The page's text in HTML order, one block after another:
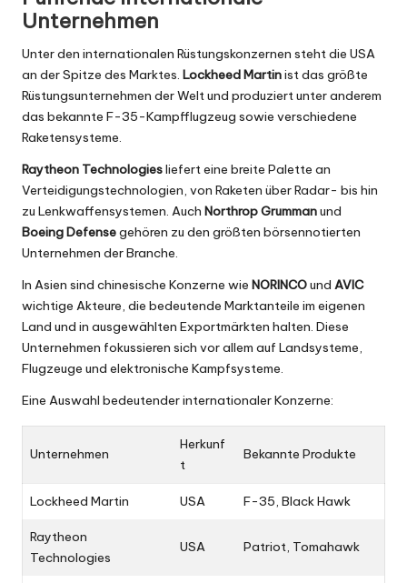
Unternehmen
Unter den internationalen Rüstungskonzernen steht die USA
an der Spitze des Marktes. Lockheed Martinist das größte
Rüstungsunternehmen der Welt und produziert unter anderem
das bekannte F-35-Kampfflugzeug sowie verschiedene
Raketensysteme.
Raytheon Technologiesliefert eine breite Palette an
Verteidigungstechnologien, von Raketen über Radar- bis hin
zu Lenkwaffensystemen. Auch Northrop Grummanund
Boeing Defensegehören zu den größten börsennotierten
Unternehmen der Branche.
In Asien sind chinesische Konzerne wie NORINCOund AVIC
wichtige Akteure, die bedeutende Marktanteile im eigenen
Land und in ausgewählten Exportmärkten halten. Diese
Unternehmen fokussieren sich vor allem auf Landsysteme,
Flugzeuge und elektronische Kampfsysteme.
Eine Auswahl bedeutender internationaler Konzerne:
Unternehmen
Herkunf
t
Bekannte Produkte
Lockheed Martin USA F-35, Black Hawk
Raytheon
Technologies
USA Patriot, Tomahawk